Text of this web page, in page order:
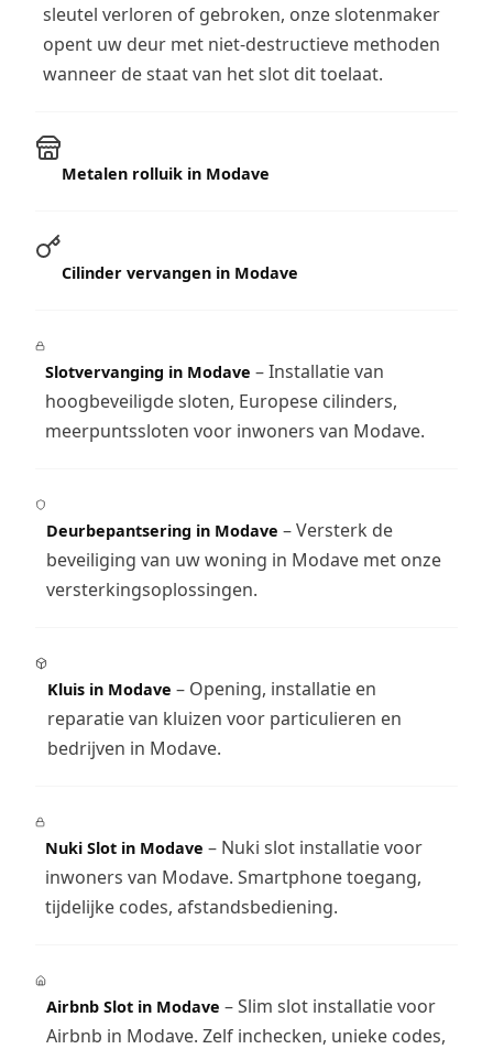
sleutel verloren of gebroken, onze slotenmaker
opent uw deur met niet-destructieve methoden
wanneer de staat van het slot dit toelaat.
Metalen rolluik in Modave
Cilinder vervangen in Modave
Slotvervanging in Modave – Installatie van
hoogbeveiligde sloten, Europese cilinders,
meerpuntssloten voor inwoners van Modave.
Deurbepantsering in Modave – Versterk de
beveiliging van uw woning in Modave met onze
versterkingsoplossingen.
Kluis in Modave – Opening, installatie en
reparatie van kluizen voor particulieren en
bedrijven in Modave.
Nuki Slot in Modave – Nuki slot installatie voor
inwoners van Modave. Smartphone toegang,
tijdelijke codes, afstandsbediening.
Airbnb Slot in Modave – Slim slot installatie voor
Airbnb in Modave. Zelf inchecken, unieke codes,